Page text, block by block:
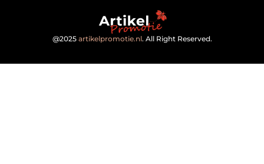
@2025 artikelpromotie.nl. All Right Reserved.